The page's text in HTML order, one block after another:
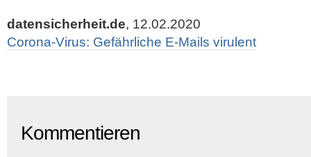
datensicherheit.de, 12.02.2020
Corona-Virus: Gefährliche E-Mails virulent
Kommentieren